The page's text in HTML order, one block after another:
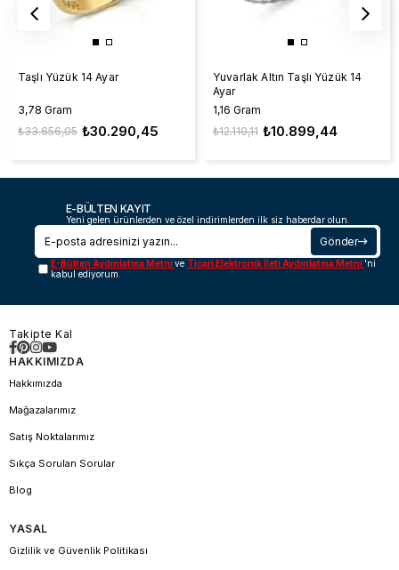
Taşlı Yüzük 14 Ayar
3,78 Gram
₺30.290,45
₺33.656,05
Yuvarlak Altın Taşlı Yüzük 14
Ayar
1,16 Gram
₺10.899,44
₺12.110,11
E-BÜLTEN KAYIT
Yeni gelen ürünlerden ve özel indirimlerden ilk siz haberdar olun.
Gönder
E-Bülten Aydınlatma Metnive Ticari Elektronik İleti Aydınlatma Metni 'ni
kabul ediyorum.
Takipte Kal
HAKKIMIZDA
Hakkımızda
Mağazalarımız
Satış Noktalarımız
Sıkça Sorulan Sorular
Blog
YASAL
Gizlilik ve Güvenlik Politikası